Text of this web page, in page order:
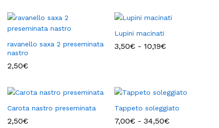
0,85€
a
7,06€
ravanello saxa 2 preseminata
nastro
2,50€
Lupini macinati
3,50€ - 10,19€
10,19€
Carota nastro preseminata
2,50€
Tappeto soleggiato
7,00€ - 34,50€